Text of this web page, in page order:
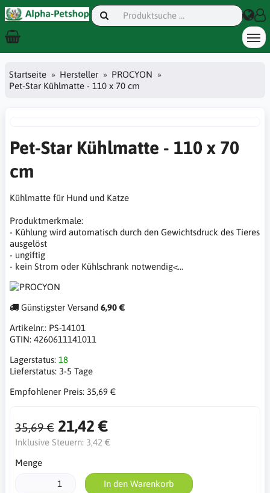
Startseite Hersteller
PROCYON
Pet-Star Kühlmatte - 110 x 70 cm
Pet-Star Kühlmatte - 110 x 70
cm
Kühlmatte für Hund und Katze
Produktmerkmale:
- Kühlung wird automatisch durch den Gewichtsdruck des Tieres
ausgelöst
- ungiftig
- kein Strom oder Kühlschrank notwendig<...
Günstigster Versand 6,90 €
Artikelnr.: PS-14101
GTIN: 4260611141011
Lagerstatus: 18
Lieferstatus: 3-5 Tage
Empfohlener Preis: 35,69 €
35,69 € 21,42 €
Inklusive Steuern: 3,42 €
Menge
In den Warenkorb